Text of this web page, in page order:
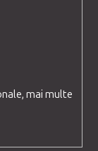
mai multe